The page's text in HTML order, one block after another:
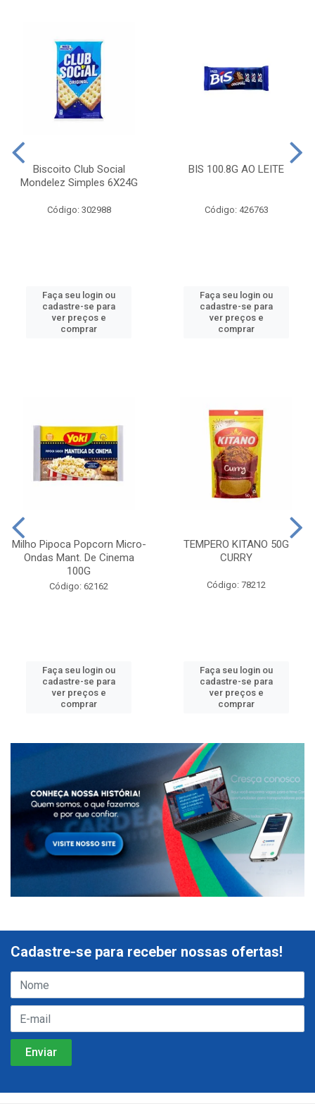
Biscoito Club Social
Mondelez Simples 6X24G
Código: 302988
Faça seu login ou
cadastre-se para
ver preços e
comprar
BIS 100.8G AO LEITE
Código: 426763
Faça seu login ou
cadastre-se para
ver preços e
comprar
Milho Pipoca Popcorn Micro-
Ondas Mant. De Cinema
100G
Código: 62162
Faça seu login ou
cadastre-se para
ver preços e
comprar
TEMPERO KITANO 50G
CURRY
Código: 78212
Faça seu login ou
cadastre-se para
ver preços e
comprar
Cadastre-se para receber nossas ofertas!